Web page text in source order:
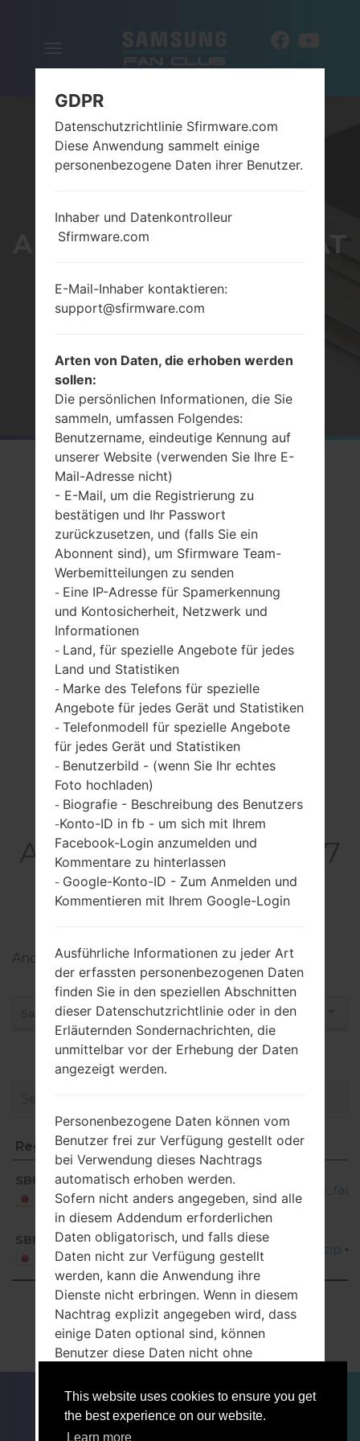
This website uses cookies to ensure you get
the best experience on our website.
Learn more
aktivieren
ALLE ANDROID NOUGAT
7 FIRMWARE FÜR
SAMSUNG
Startseite
Samsung
Alle Android Nougat 7
Firmware für
Samsung
Android Nougat 7 de
Samsung 404SC
Region
Dateiname
Region
Dateiname
SBM
Japan
SBM
Japan
404SC_4_20170706200826_n2xsafl8c3.zip
Showing 1 to 2 of 2 entries
Previous 1 Next
GDPR
Datenschutzrichtlinie Sfirmware.com
Diese Anwendung sammelt einige
personenbezogene Daten ihrer Benutzer.
Inhaber und Datenkontrolleur
Sfirmware.com
E-Mail-Inhaber kontaktieren:
support@sfirmware.com
Arten von Daten, die erhoben werden
sollen:
Die persönlichen Informationen, die Sie
sammeln, umfassen Folgendes:
Benutzername, eindeutige Kennung auf
unserer Website (verwenden Sie Ihre E-
Mail-Adresse nicht)
- E-Mail, um die Registrierung zu
bestätigen und Ihr Passwort
zurückzusetzen, und (falls Sie ein
Abonnent sind), um Sfirmware Team-
Werbemitteilungen zu senden
- Eine IP-Adresse für Spamerkennung
und Kontosicherheit, Netzwerk und
Informationen
- Land, für spezielle Angebote für jedes
Land und Statistiken
- Marke des Telefons für spezielle
Angebote für jedes Gerät und Statistiken
- Telefonmodell für spezielle Angebote
für jedes Gerät und Statistiken
- Benutzerbild - (wenn Sie Ihr echtes
Foto hochladen)
- Biografie - Beschreibung des Benutzers
-Konto-ID in fb - um sich mit Ihrem
Facebook-Login anzumelden und
Kommentare zu hinterlassen
- Google-Konto-ID - Zum Anmelden und
Kommentieren mit Ihrem Google-Login
Ausführliche Informationen zu jeder Art
der erfassten personenbezogenen Daten
finden Sie in den speziellen Abschnitten
dieser Datenschutzrichtlinie oder in den
Erläuternden Sondernachrichten, die
unmittelbar vor der Erhebung der Daten
angezeigt werden.
Personenbezogene Daten können vom
Benutzer frei zur Verfügung gestellt oder
bei Verwendung dieses Nachtrags
automatisch erhoben werden.
Sofern nicht anders angegeben, sind alle
in diesem Addendum erforderlichen
Daten obligatorisch, und falls diese
Daten nicht zur Verfügung gestellt
werden, kann die Anwendung ihre
Dienste nicht erbringen. Wenn in diesem
Nachtrag explizit angegeben wird, dass
einige Daten optional sind, können
Benutzer diese Daten nicht ohne
das Funktionieren des Dienstes
kommunizieren.
Benutzer, die nicht sicher sind, welche
ACCEPT GET ME OUT OF HERE